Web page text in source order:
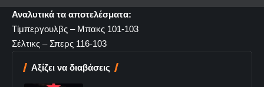
Αναλυτικά τα αποτελέσματα:
Τίμπεργουλβς – Μπακς 101-103
Σέλτικς – Σπερς 116-103
Αξίζει να διαβάσεις